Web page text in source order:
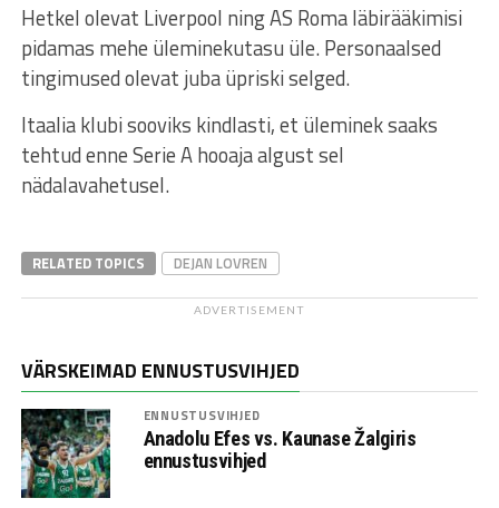
Hetkel olevat Liverpool ning AS Roma läbirääkimisi
pidamas mehe üleminekutasu üle. Personaalsed
tingimused olevat juba üpriski selged.
Itaalia klubi sooviks kindlasti, et üleminek saaks
tehtud enne Serie A hooaja algust sel
nädalavahetusel.
RELATED TOPICS DEJAN LOVREN
ADVERTISEMENT
VÄRSKEIMAD ENNUSTUSVIHJED
ENNUSTUSVIHJED
Anadolu Efes vs. Kaunase Žalgiris
ennustusvihjed